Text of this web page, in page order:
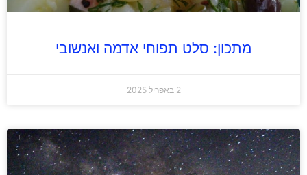
מתכון: סלט תפוחי אדמה ואנשובי
2 באפריל 2025